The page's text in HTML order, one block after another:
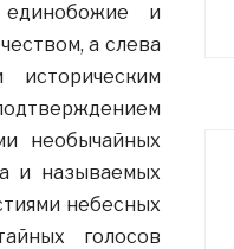
единобожие и
а слева
необычайных
и называемых
небесных
голосов